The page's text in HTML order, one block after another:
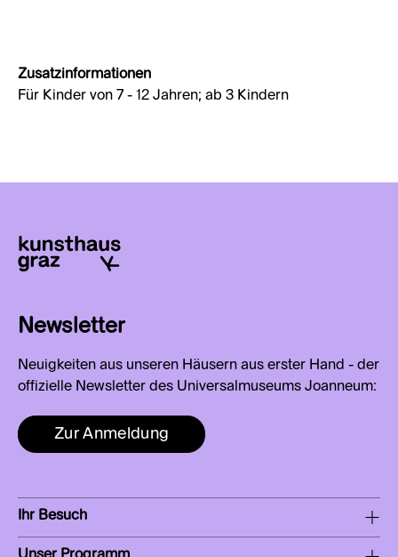
Zusatzinformationen
Für Kinder von 7 - 12 Jahren; ab 3 Kindern
Newsletter
Neuigkeiten aus unseren Häusern aus erster Hand - der
offizielle Newsletter des Universalmuseums Joanneum:
Zur Anmeldung
Ihr Besuch